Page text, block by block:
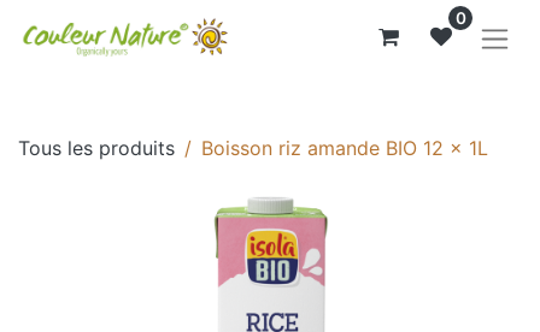
0
Tous les produits Boisson riz amande BIO 12 x 1L